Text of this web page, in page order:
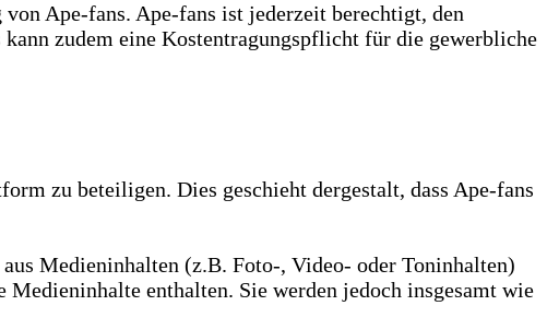
Ape-fans. Ape-fans ist jederzeit berechtigt, den
zudem eine Kostentragungspflicht für die gewerbliche
zu beteiligen. Dies geschieht dergestalt, dass Ape-fans
Medieninhalten (z.B. Foto-, Video- oder Toninhalten)
Medieninhalte enthalten. Sie werden jedoch insgesamt wie